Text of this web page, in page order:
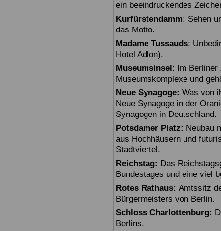
ein beeindruckendes
Kurfürstendamm: Sehen
das Motto.
Madame Tussauds:
Hotel Adlon).
Museumsinsel : Im Berliner
Museumskomplexe und
Neue Synagoge: Was von
Neue Synagoge in der
Synagogen in Deutschland.
Potsdamer Platz: Neubau
aus Hochhäusern und
Stadtviertel.
Reichstag: Das
Bundestages und eine viel
Rotes Rathaus: Amtssitz
Bürgermeisters von Berlin.
Schloss Charlottenburg:
Berlins.